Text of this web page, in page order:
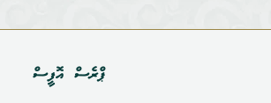
ޕްރެސް އޮފީސް